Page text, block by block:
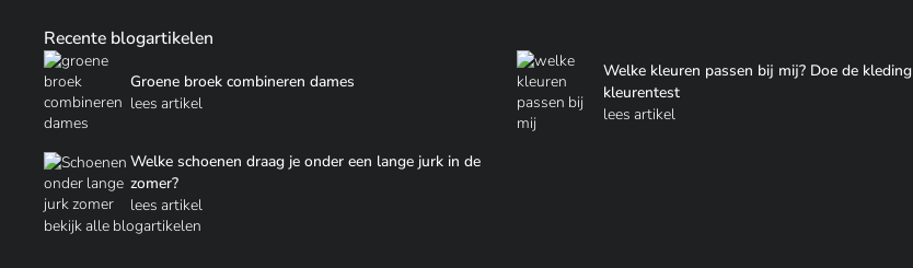
Recente blogartikelen
Groene broek combineren dames
lees artikel
Welke kleuren passen bij mij? Doe de kleding
kleurentest
lees artikel
Welke schoenen draag je onder een lange jurk in de
zomer?
lees artikel
bekijk alle blogartikelen